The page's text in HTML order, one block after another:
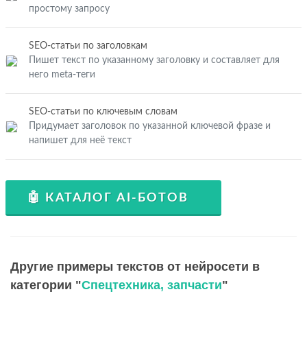
простому запросу
SEO-статьи по заголовкам
Пишет текст по указанному заголовку и составляет для
него meta-теги
SEO-статьи по ключевым словам
Придумает заголовок по указанной ключевой фразе и
напишет для неё текст
🤖 КАТАЛОГ AI-БОТОВ
Другие примеры текстов от нейросети в
категории "Спецтехника, запчасти"